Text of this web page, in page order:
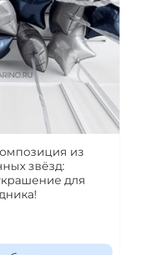
из
звёзд:
для